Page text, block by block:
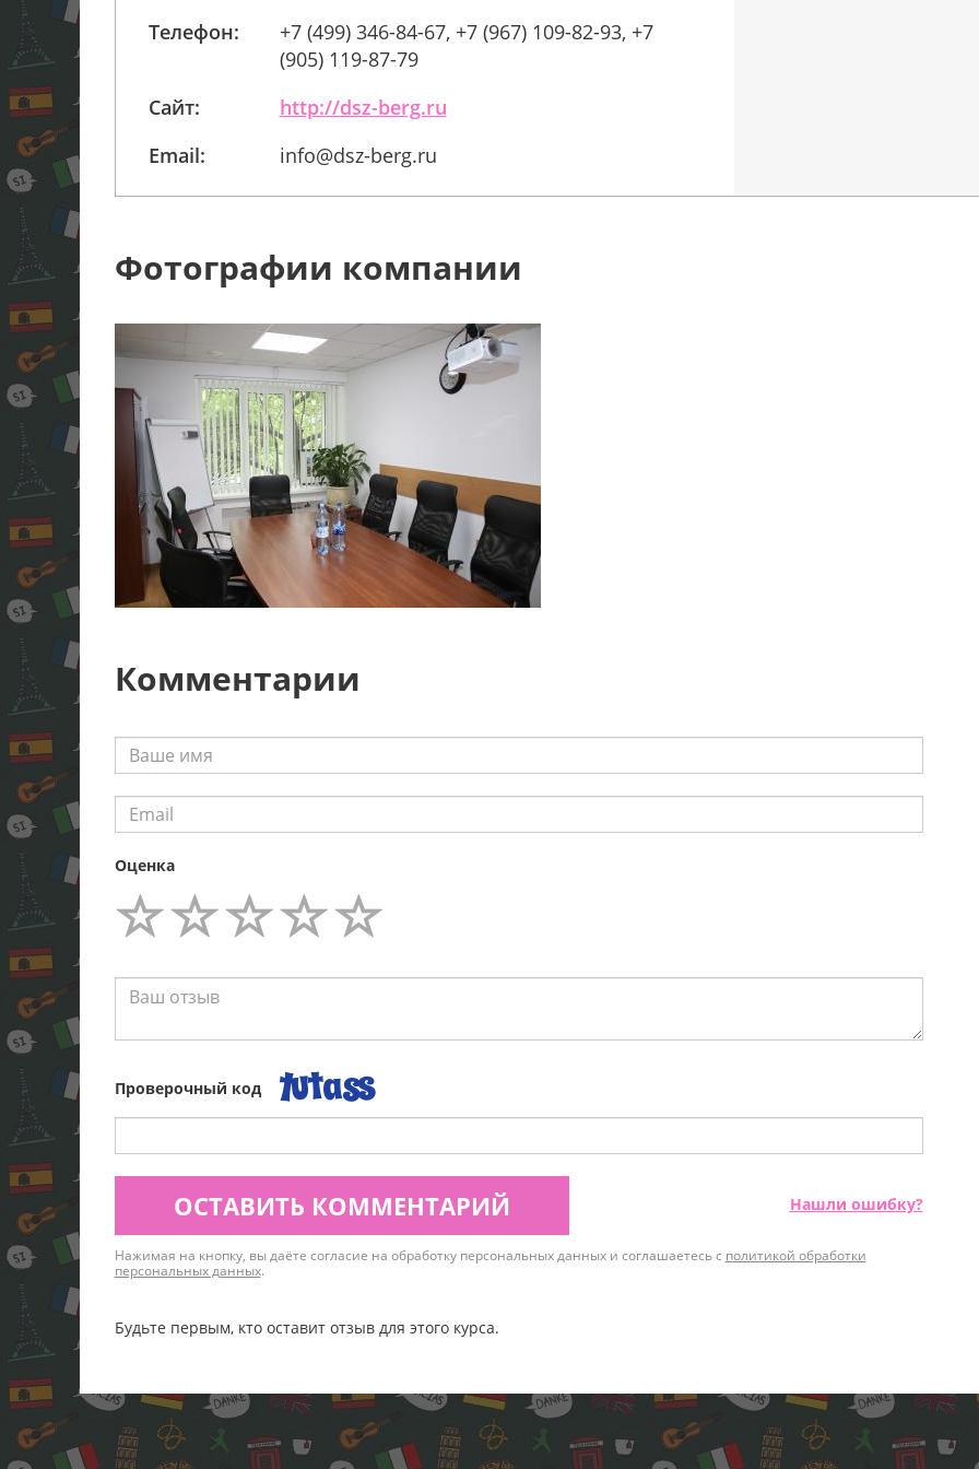
Телефон:
+7 (499) 346-84-67, +7 (967) 109-82-93, +7
(905) 119-87-79
Сайт:
http://dsz-berg.ru
Email:
info@dsz-berg.ru
Фотографии компании
Комментарии
Оценка
Проверочный код
ОСТАВИТЬ КОММЕНТАРИЙ Нашли ошибку?
Нажимая на кнопку, вы даёте согласие на обработку персональных данных и соглашаетесь с политикой обработки
персональных данных.
Будьте первым, кто оставит отзыв для этого курса.